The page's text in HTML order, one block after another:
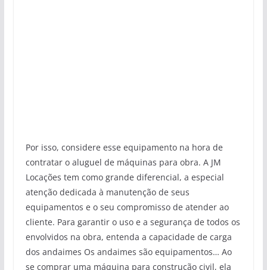
Por isso, considere esse equipamento na hora de
contratar o aluguel de máquinas para obra. A JM
Locações tem como grande diferencial, a especial
atenção dedicada à manutenção de seus
equipamentos e o seu compromisso de atender ao
cliente. Para garantir o uso e a segurança de todos os
envolvidos na obra, entenda a capacidade de carga
dos andaimes Os andaimes são equipamentos… Ao
se comprar uma máquina para construção civil, ela